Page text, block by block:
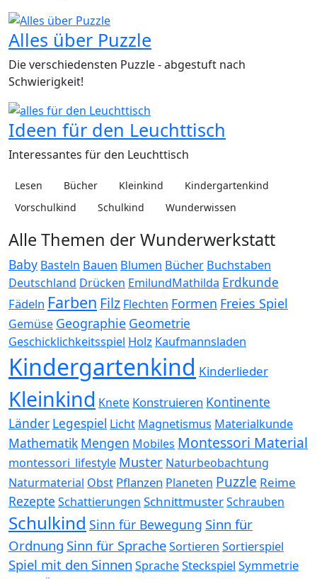
Alles über Puzzle
Die verschiedensten Puzzle - abgestuft nach
Schwierigkeit!
Ideen für den Leuchttisch
Interessantes für den Leuchttisch
Lesen Bücher Kleinkind
Kindergartenkind
Vorschulkind
Schulkind Wunderwissen
Alle Themen der Wunderwerkstatt
Baby Basteln Bauen Blumen Bücher Buchstaben
Deutschland Drücken EmilundMathilda Erdkunde
Fädeln Farben Filz Flechten Formen Freies Spiel
Gemüse Geographie Geometrie
Geschicklichkeitsspiel Holz Kaufmannsladen
Kindergartenkind Kinderlieder
Kleinkind Knete Konstruieren Kontinente
Länder Legespiel Licht Magnetismus Materialkunde
Mathematik Mengen Mobiles Montessori Material
montessori_lifestyle Muster Naturbeobachtung
Naturmaterial Obst Pflanzen Planeten Puzzle Reime
Rezepte Schattierungen SchnittmusterSchrauben
Schulkind Sinn für Bewegung Sinn für
Ordnung Sinn für SpracheSortieren Sortierspiel
Spiel mit den Sinnen SpracheSteckspiel Symmetrie